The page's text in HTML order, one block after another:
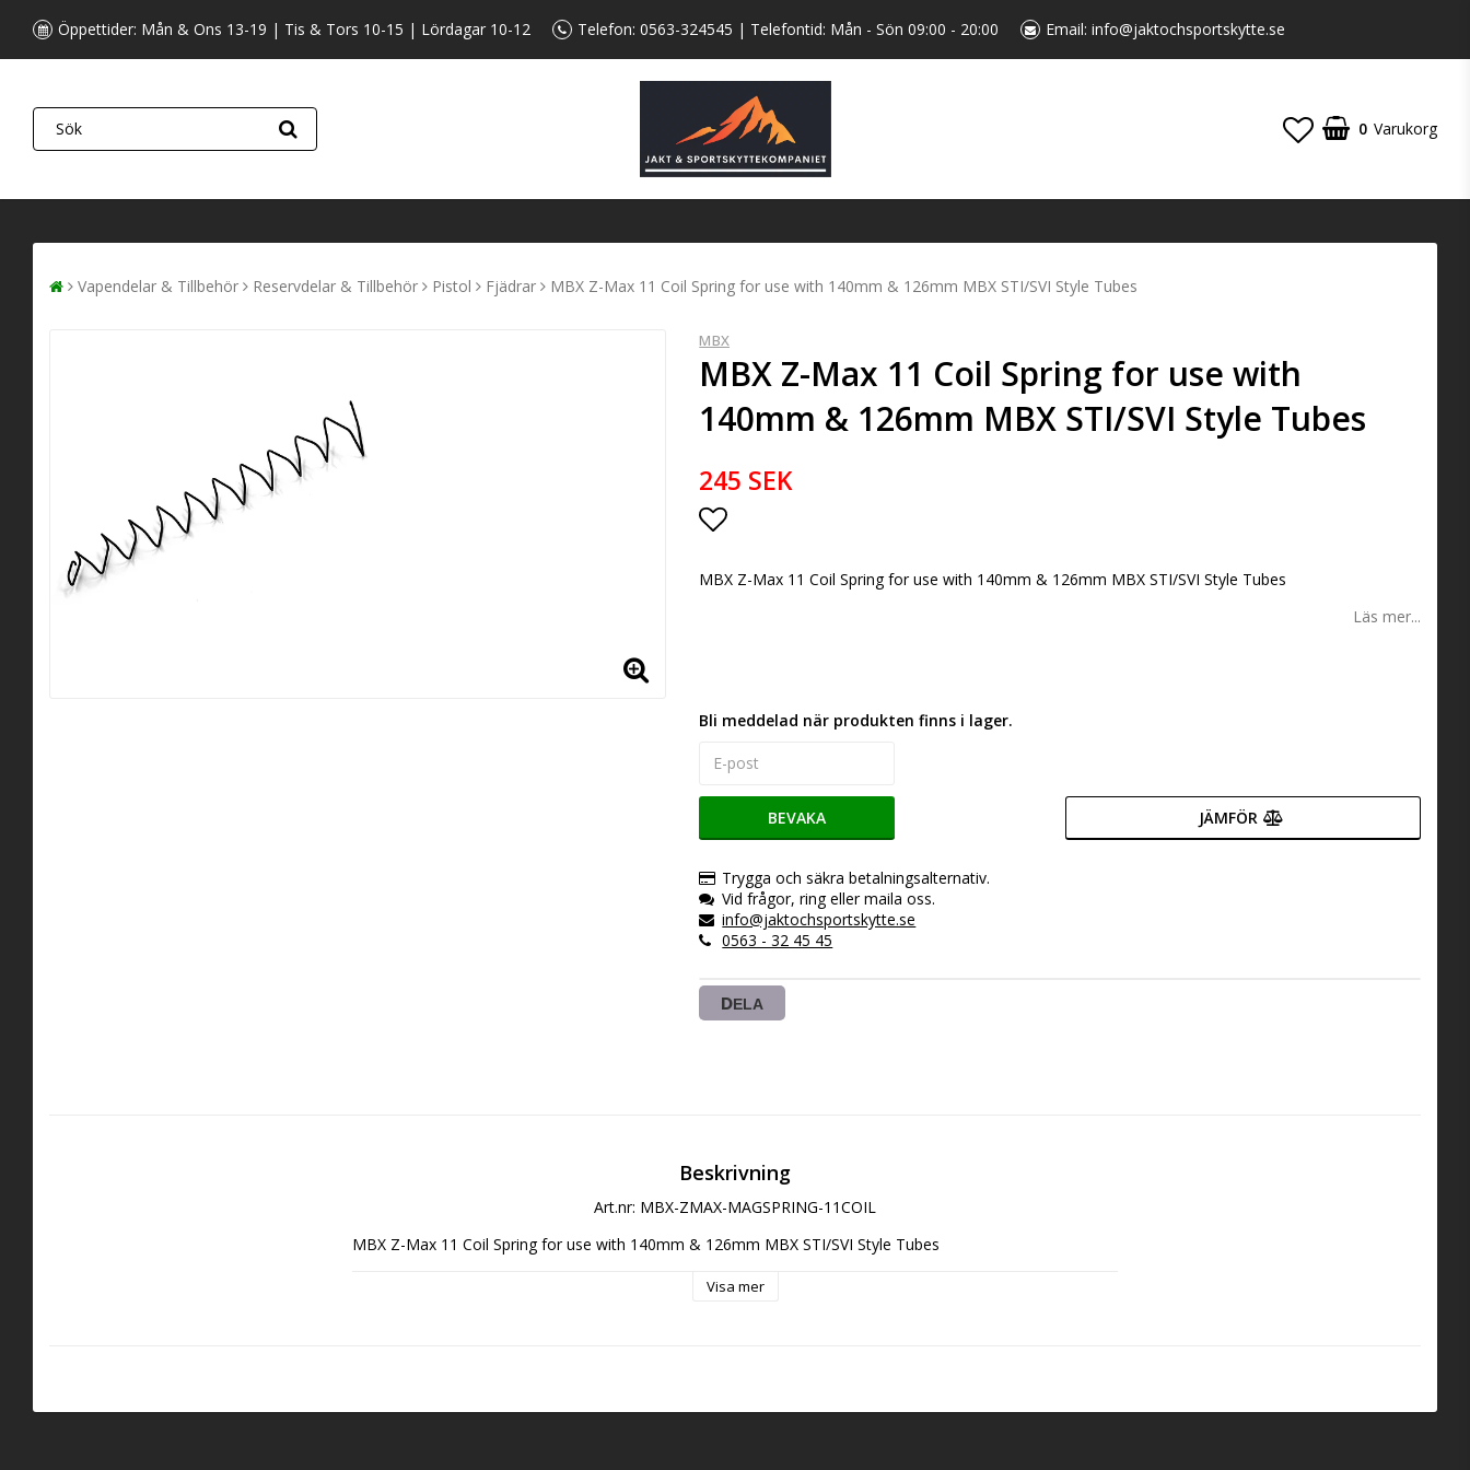
Öppettider: Mån & Ons 13-19 | Tis & Tors 10-15 | Lördagar 10-12 Telefon: 0563-324545 | Telefontid: Mån - Sön 09:00 - 20:00 Email: info@jaktochsportskytte.se
0 Varukorg
Vapendelar & Tillbehör Reservdelar & Tillbehör Pistol Fjädrar MBX Z-Max 11 Coil Spring for use with 140mm & 126mm MBX STI/SVI Style Tubes
MBX
MBX Z-Max 11 Coil Spring for use with
140mm & 126mm MBX STI/SVI Style Tubes
245 SEK
MBX Z-Max 11 Coil Spring for use with 140mm & 126mm MBX STI/SVI Style Tubes
Läs mer...
Bli meddelad när produkten finns i lager.
BEVAKA JÄMFÖR
Trygga och säkra betalningsalternativ.
Vid frågor, ring eller maila oss.
info@jaktochsportskytte.se
0563 - 32 45 45
DELA
Beskrivning
Art.nr: MBX-ZMAX-MAGSPRING-11COIL
MBX Z-Max 11 Coil Spring for use with 140mm & 126mm MBX STI/SVI Style Tubes
Visa mer